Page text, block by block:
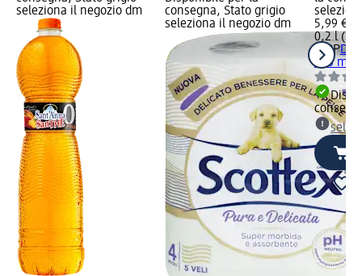
seleziona il negozio dm
consegna, Stato grigio
seleziona il negozio dm
5,99 €
0,2 l
HiPP
200 ml